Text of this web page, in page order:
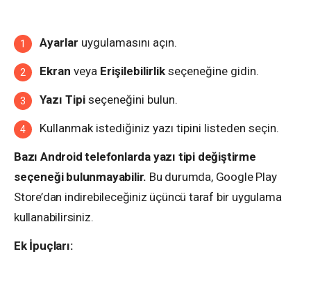
Ayarlar uygulamasını açın.
Ekran veya Erişilebilirlik seçeneğine gidin.
Yazı Tipi seçeneğini bulun.
Kullanmak istediğiniz yazı tipini listeden seçin.
Bazı Android telefonlarda yazı tipi değiştirme
seçeneği bulunmayabilir. Bu durumda, Google Play
Store’dan indirebileceğiniz üçüncü taraf bir uygulama
kullanabilirsiniz.
Ek İpuçları: